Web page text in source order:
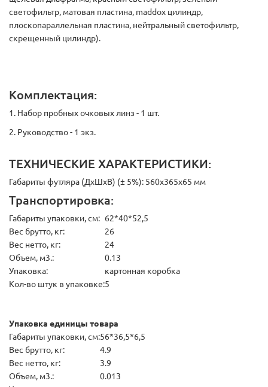
светофильтр, матовая пластина, maddox цилиндр,
плоскопараллельная пластина, нейтральный светофильтр,
скрещенный цилиндр).
Комплектация:
1. Набор пробных очковых линз - 1 шт.
2. Руководство - 1 экз.
ТЕХНИЧЕСКИЕ ХАРАКТЕРИСТИКИ:
Габариты футляра (ДхШхВ) (± 5%): 560х365х65 мм
Транспортировка:
Габариты упаковки, см: 62*40*52,5
Вес брутто, кг:
26
Вес нетто, кг:
24
Объем, м3.:
0.13
Упаковка:
картонная коробка
Кол-во штук в упаковке:5
Упаковка единицы товара
Габариты упаковки, см:56*36,5*6,5
Вес брутто, кг:
4.9
Вес нетто, кг:
3.9
Объем, м3.:
0.013